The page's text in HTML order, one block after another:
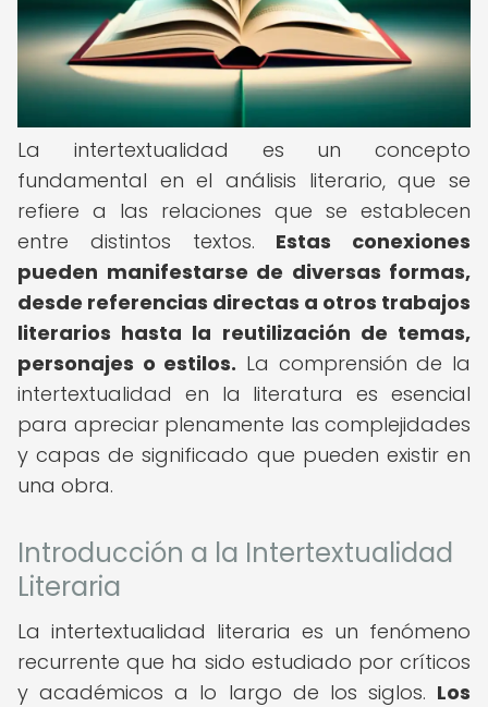
La intertextualidad es un concepto
fundamental en el análisis literario, que se
refiere a las relaciones que se establecen
entre distintos textos. Estas conexiones
pueden manifestarse de diversas formas,
desde referencias directas a otros trabajos
literarios hasta la reutilización de temas,
personajes o estilos. La comprensión de la
intertextualidad en la literatura es esencial
para apreciar plenamente las complejidades
y capas de significado que pueden existir en
una obra.
Introducción a la Intertextualidad
Literaria
La intertextualidad literaria es un fenómeno
recurrente que ha sido estudiado por críticos
y académicos a lo largo de los siglos. Los